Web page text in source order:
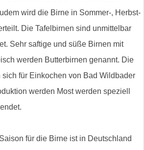
wird die Birne in Sommer-, Herbst-
Die Tafelbirnen sind unmittelbar
Sehr saftige und süße Birnen mit
werden Butterbirnen genannt. Die
für Einkochen von Bad Wildbader
werden Most werden speziell
für die Birne ist in Deutschland